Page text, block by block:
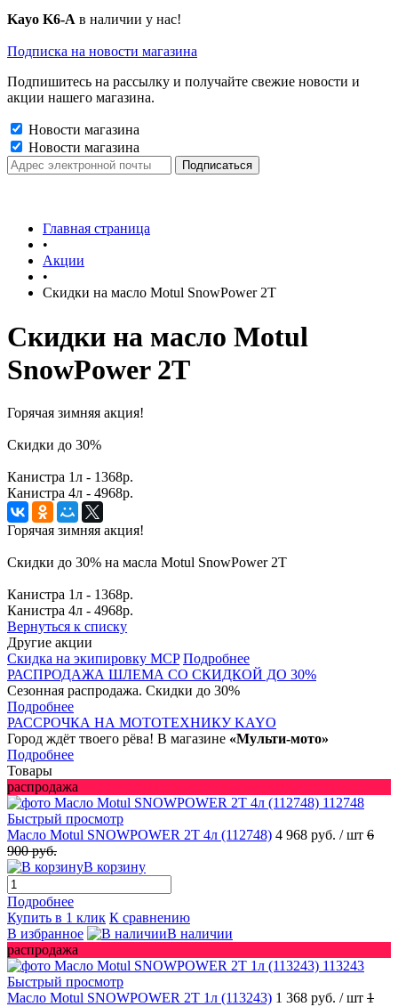
Kayo K6-A в наличии у нас!
Подписка на новости магазина
Подпишитесь на рассылку и получайте свежие новости и
акции нашего магазина.
Новости магазина
Новости магазина
Главная страница
•
Акции
•
Скидки на масло Motul SnowPower 2T
Скидки на масло Motul
SnowPower 2T
Горячая зимняя акция!
Скидки до 30%
Канистра 1л - 1368р.
Канистра 4л - 4968р.
Горячая зимняя акция!
Скидки до 30% на масла Motul SnowPower 2T
Канистра 1л - 1368р.
Канистра 4л - 4968р.
Вернуться к списку
Другие акции
Скидка на экипировку MCP Подробнее
РАСПРОДАЖА ШЛЕМА СО СКИДКОЙ ДО 30%
Сезонная распродажа. Скидки до 30%
Подробнее
РАССРОЧКА НА МОТОТЕХНИКУ KAYO
Город ждёт твоего рёва! В магазине «Мульти-мото»
Подробнее
Товары
распродажа
Быстрый просмотр
Масло Motul SNOWPOWER 2T 4л (112748) 4 968 руб. / шт 6
900 руб.
В корзину
Подробнее
Купить в 1 клик К сравнению
В избранное
В наличии
распродажа
Быстрый просмотр
Масло Motul SNOWPOWER 2T 1л (113243) 1 368 руб. / шт 1